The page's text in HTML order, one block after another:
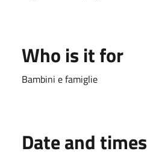
Who is it for
Bambini e famiglie
Date and times